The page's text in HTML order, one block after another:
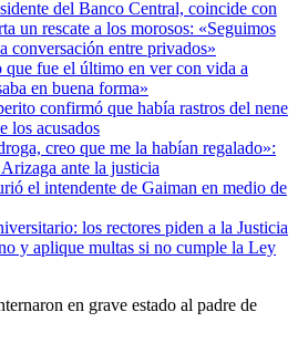
del Banco Central, coincide con
un rescate a los morosos: «Seguimos
conversación entre privados»
que fue el último en ver con vida a
en buena forma»
confirmó que había rastros del nene
los acusados
creo que me la habían regalado»:
ante la justicia
el intendente de Gaiman en medio de
los rectores piden a la Justicia
y aplique multas si no cumple la Ley
en grave estado al padre de